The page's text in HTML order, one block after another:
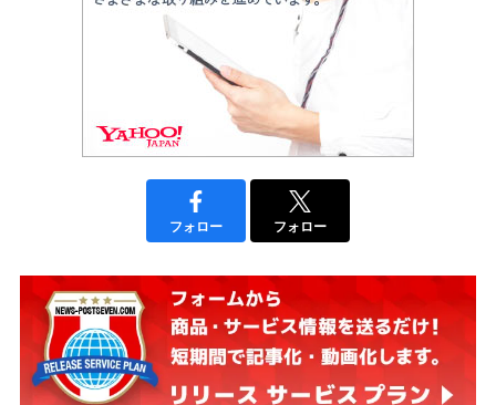
フォロー フォロー